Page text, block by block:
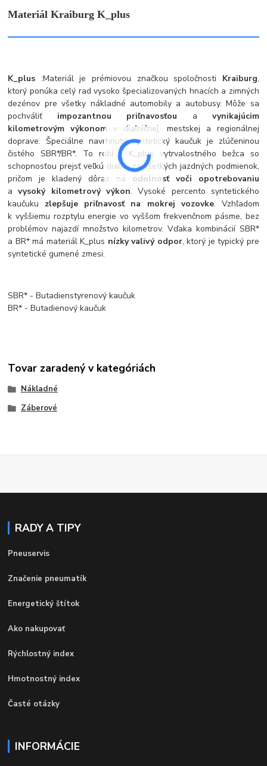
Materiál Kraiburg K_plus
K_plus :Materiál je prémiovou značkou spoločnosti Kraiburg,
ktorý ponúka celý rad vysoko špecializovaných hnacích a zimných
dezénov pre všetky nákladné automobily a autobusy. Môže sa
pochváliť impozantnou priľnavosťou a vynikajúcim
kilometrovým výkonom v diaľničnej, mestskej a regionálnej
doprave. Špeciálne navrhnutý syntetický kaučuk je zlúčeninou
čistého SBR*/BR*. To robí z K_plus vytrvalostného bežca so
schopnosťou prejsť veľkú diaľku za všetkých jazdných podmienok,
pričom je kladený dôraz na odolnosť voči opotrebovaniu
avysoký kilometrový výkon. Vysoké percento syntetického
kaučuku zlepšuje priľnavosť na mokrej vozovke. Vzhľadom
k vyššiemu rozptylu energie vo vyššom frekvenčnom pásme, bez
problémov najazdí množstvo kilometrov. Vďaka kombinácií SBR*
a BR* má materiál K_plus nízky valivý odpor, ktorý je typický pre
syntetické gumené zmesi.
SBR* - Butadienstyrenový kaučuk
BR* - Butadienový kaučuk
Tovar zaradený v kategóriách
Nákladné
Záberové
RADY A TIPY
Pneuservis
Značenie pneumatík
Energetický štítok
Ako nakupovať
Rýchlostný index
Hmotnostný index
Časté otázky
INFORMÁCIE